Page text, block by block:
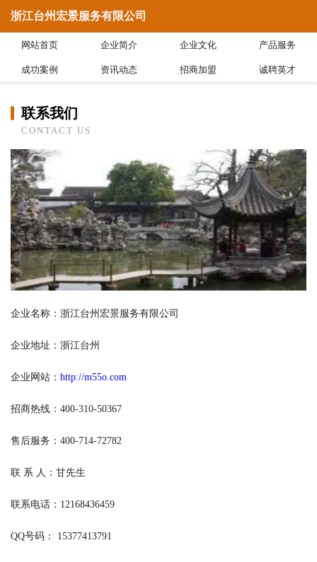
浙江台州宏景服务有限公司
网站首页 企业简介 企业文化 产品服务
成功案例 资讯动态 招商加盟 诚聘英才
联系我们
CONTACT US
企业名称：浙江台州宏景服务有限公司
企业地址：浙江台州
企业网站： http://m55o.com
招商热线：400-310-50367
售后服务：400-714-72782
联 系 人：甘先生
联系电话：12168436459
QQ号码： 15377413791